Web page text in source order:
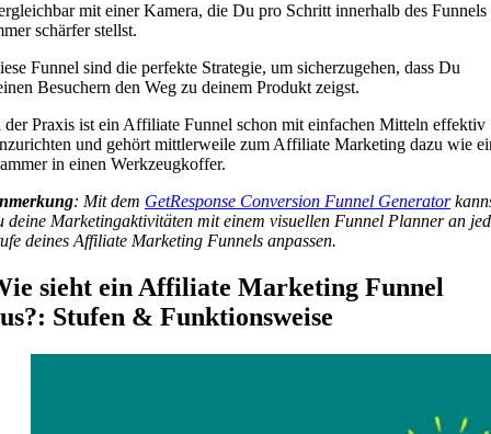
mit einer Kamera, die Du pro Schritt innerhalb des Funnels
schärfer stellst.
Funnel sind die perfekte Strategie, um sicherzugehen, dass Du
Besuchern den Weg zu deinem Produkt zeigst.
der Praxis ist ein Affiliate Funnel schon mit einfachen Mitteln effektiv
und gehört mittlerweile zum Affiliate Marketing dazu wie
in einen Werkzeugkoffer.
: Mit dem GetResponse Conversion Funnel Generator
deine Marketingaktivitäten mit einem visuellen Funnel Planner an
deines Affiliate Marketing Funnels anpassen.
sieht ein Affiliate Marketing Funnel
Stufen & Funktionsweise